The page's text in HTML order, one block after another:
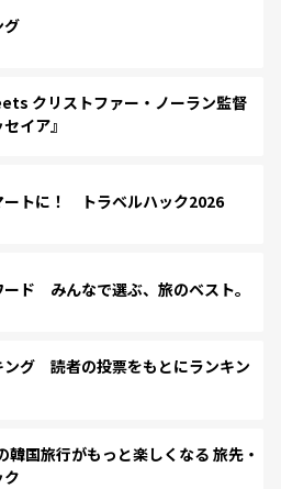
グ
クリストファー・ノーラン監督
イア』
ートに！ トラベルハック2026
ド みんなで選ぶ、旅のベスト。
ング 読者の投票をもとにランキン
国旅行がもっと楽しくなる 旅先・